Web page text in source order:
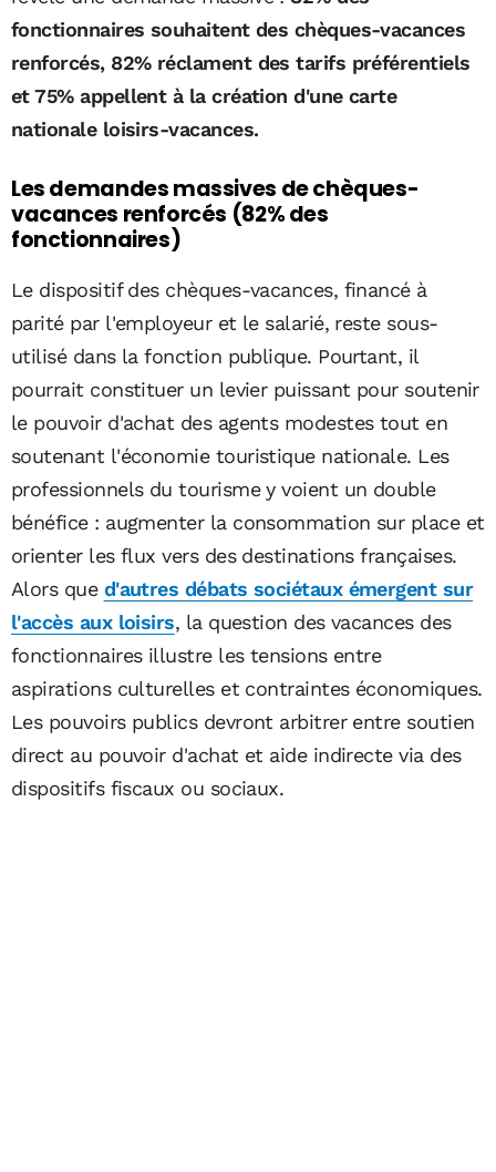
fonctionnaires souhaitent des chèques-vacances
renforcés, 82% réclament des tarifs préférentiels
et 75% appellent à la création d'une carte
nationale loisirs-vacances.
Les demandes massives de chèques-
vacances renforcés (82% des
fonctionnaires)
Le dispositif des chèques-vacances, financé à
parité par l'employeur et le salarié, reste sous-
utilisé dans la fonction publique. Pourtant, il
pourrait constituer un levier puissant pour soutenir
le pouvoir d'achat des agents modestes tout en
soutenant l'économie touristique nationale. Les
professionnels du tourisme y voient un double
bénéfice : augmenter la consommation sur place et
orienter les flux vers des destinations françaises.
Alors que d'autres débats sociétaux émergent sur
l'accès aux loisirs, la question des vacances des
fonctionnaires illustre les tensions entre
aspirations culturelles et contraintes économiques.
Les pouvoirs publics devront arbitrer entre soutien
direct au pouvoir d'achat et aide indirecte via des
dispositifs fiscaux ou sociaux.